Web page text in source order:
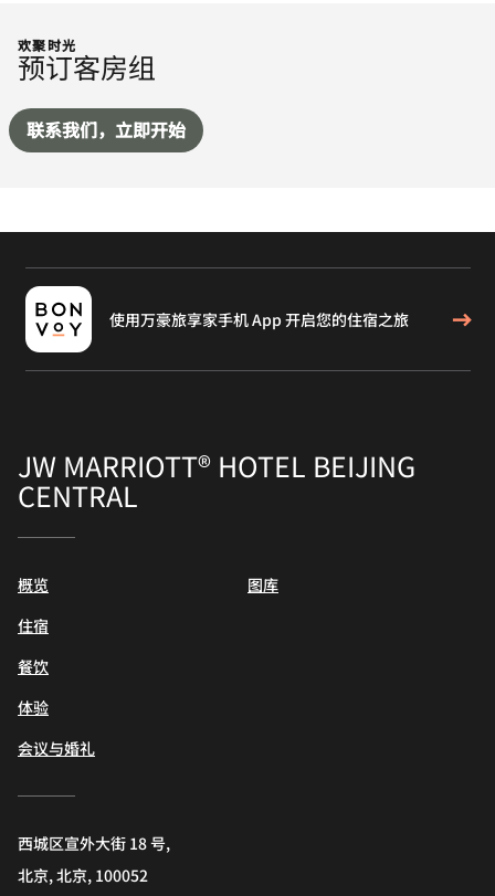
欢聚时光
预订客房组
联系我们，立即开始
使用万豪旅享家手机 App 开启您的住宿之旅
JW MARRIOTT® HOTEL BEIJING
CENTRAL
概览
住宿
餐饮
体验
会议与婚礼
图库
西城区宣外大街 18 号,
北京, 北京, 100052